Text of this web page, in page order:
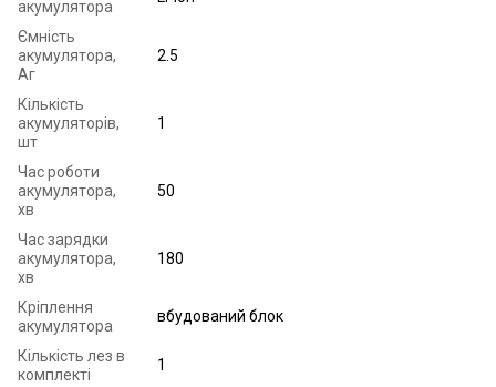
акумулятора
Ємність
акумулятора,
Аг
2.5
Кількість
акумуляторів,
шт
1
Час роботи
акумулятора,
хв
50
Час зарядки
акумулятора,
хв
180
Кріплення
акумулятора
вбудований блок
Кількість лез в
комплекті
1